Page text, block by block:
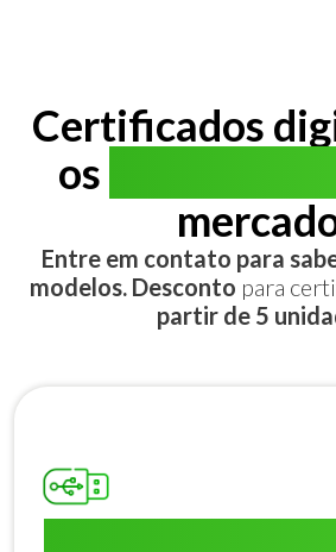
Certificados
os
Entre em contato para
modelos. Desconto para
partir de 5